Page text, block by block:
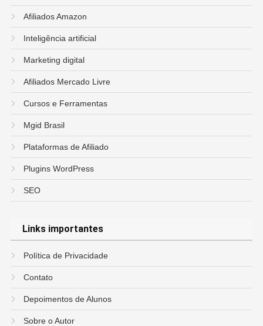
Afiliados Amazon
Inteligência artificial
Marketing digital
Afiliados Mercado Livre
Cursos e Ferramentas
Mgid Brasil
Plataformas de Afiliado
Plugins WordPress
SEO
Links importantes
Política de Privacidade
Contato
Depoimentos de Alunos
Sobre o Autor